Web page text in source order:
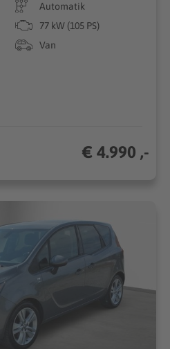
Automatik
77 kW (105 PS)
Van
€ 4.990 ,-